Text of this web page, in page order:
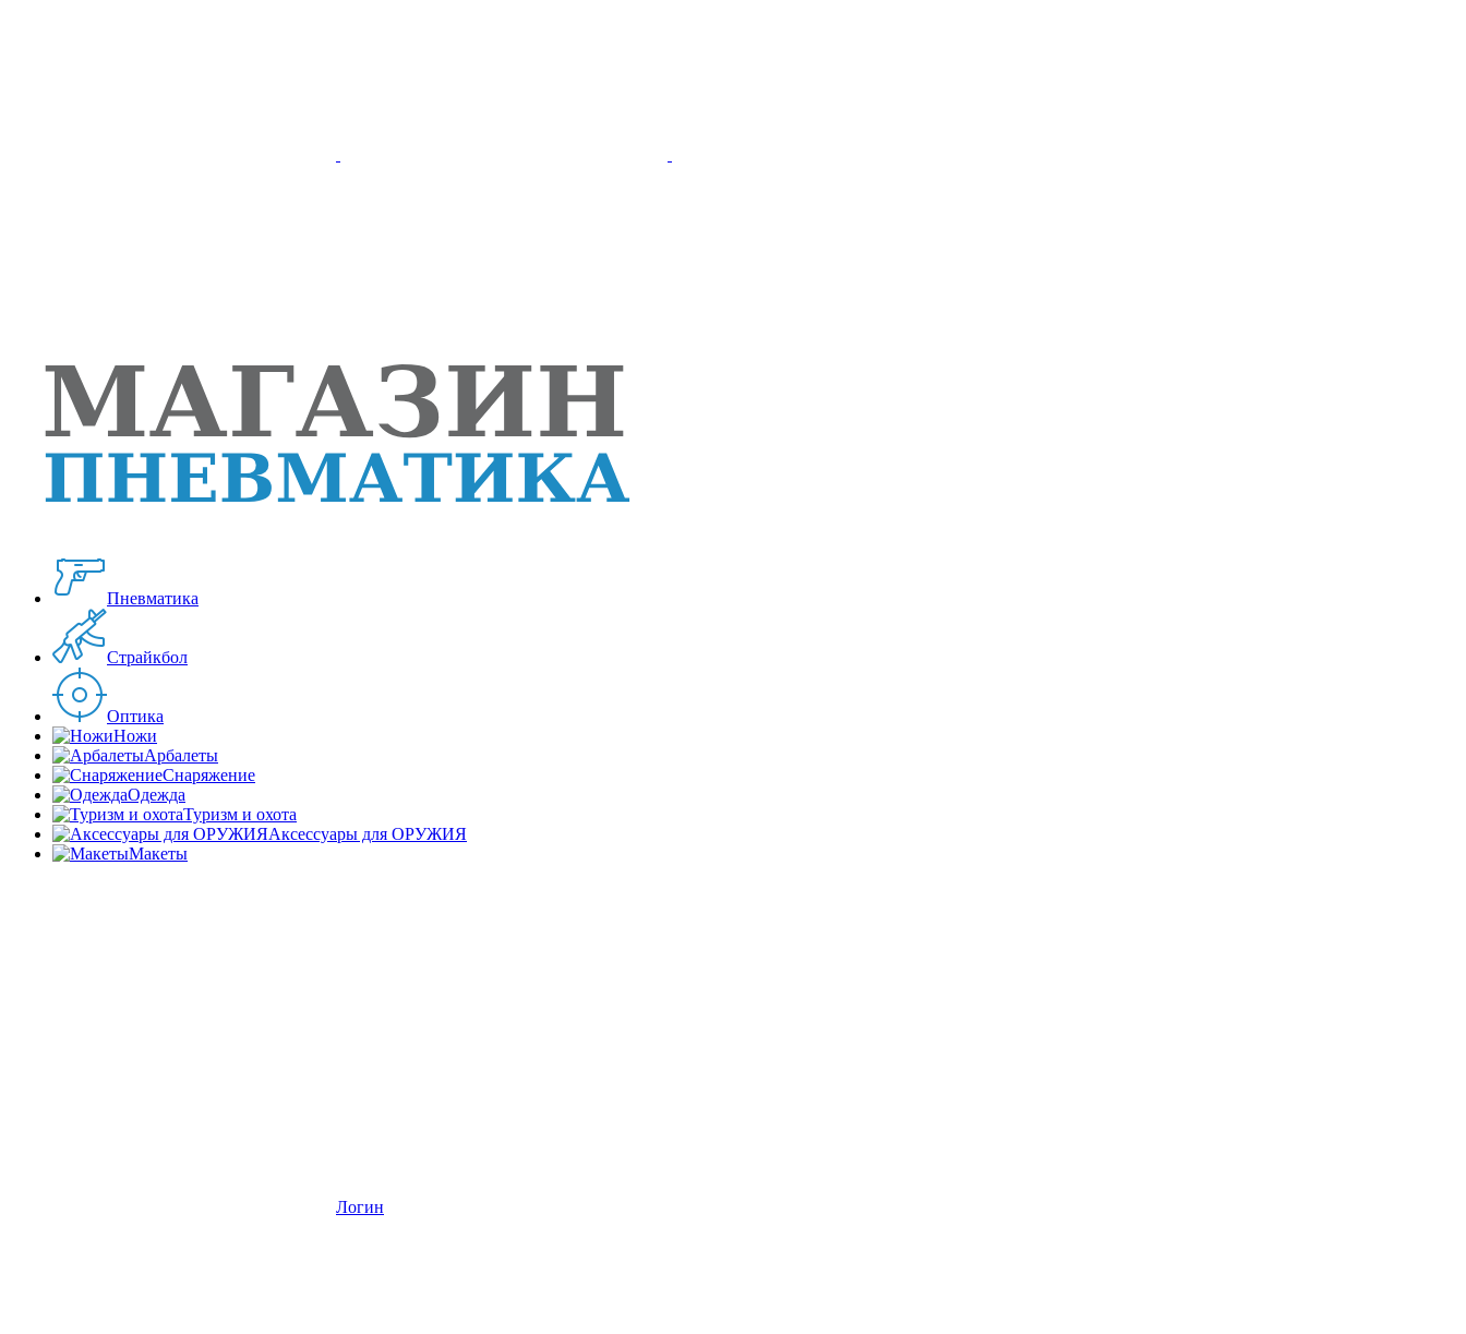
Пневматика
Страйкбол
Оптика
Ножи
Арбалеты
Снаряжение
Одежда
Туризм и охота
Аксессуары для ОРУЖИЯ
Макеты
Логин